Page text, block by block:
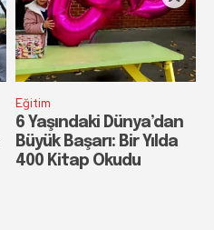
Eğitim
6 Yaşındaki Dünya’dan
Büyük Başarı: Bir Yılda
400 Kitap Okudu